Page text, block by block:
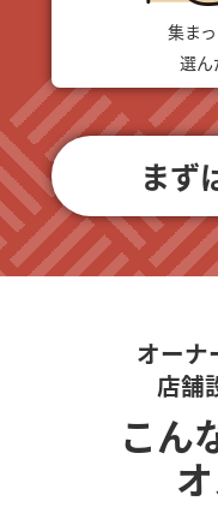
集ま
選ん
まず
オーナ
店舗
こん